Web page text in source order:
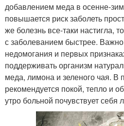
добавлением меда в осенне-
повышается риск заболеть
же болезнь все-таки настигла,
с заболеванием быстрее.
недомогания и первых
поддерживать организм
меда, лимона и зеленого чая. В
рекомендуется покой, тепло и
утро больной почувствует себя